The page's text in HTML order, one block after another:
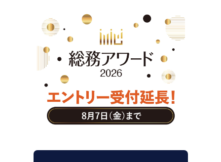
リスクマネジメント・BCP
社外・社内広報
社外・社内コミュニケーション活性化
FM・オフィス移転
CSR・SDGs
テクノロジー活用・DX
助成金・補助金・コスト削減
アウトソーシング・BPO
調査・レポート